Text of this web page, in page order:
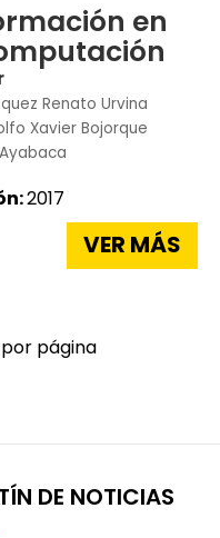
en
Renato Urvina
Xavier Bojorque
2017
VER MÁS
por página
DE NOTICIAS